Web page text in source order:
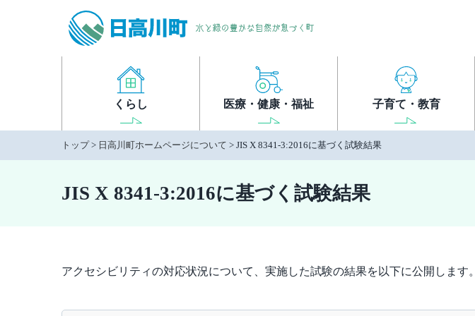
くらし 医療・健康・福祉 子育て・教育
トップ> 日高川町ホームページについて > JIS X 8341-3:2016に基づく試験結果
JIS X 8341-3:2016に基づく試験結果
アクセシビリティの対応状況について、実施した試験の結果を以下に公開します。